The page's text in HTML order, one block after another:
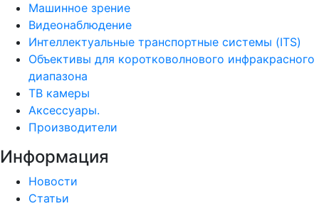
Машинное зрение
Видеонаблюдение
Интеллектуальные транспортные системы (ITS)
Объективы для коротковолнового инфракрасного
диапазона
ТВ камеры
Аксессуары.
Производители
Информация
Новости
Статьи